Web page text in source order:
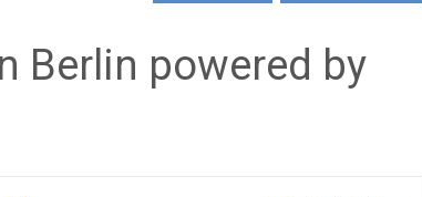
Berlin powered by